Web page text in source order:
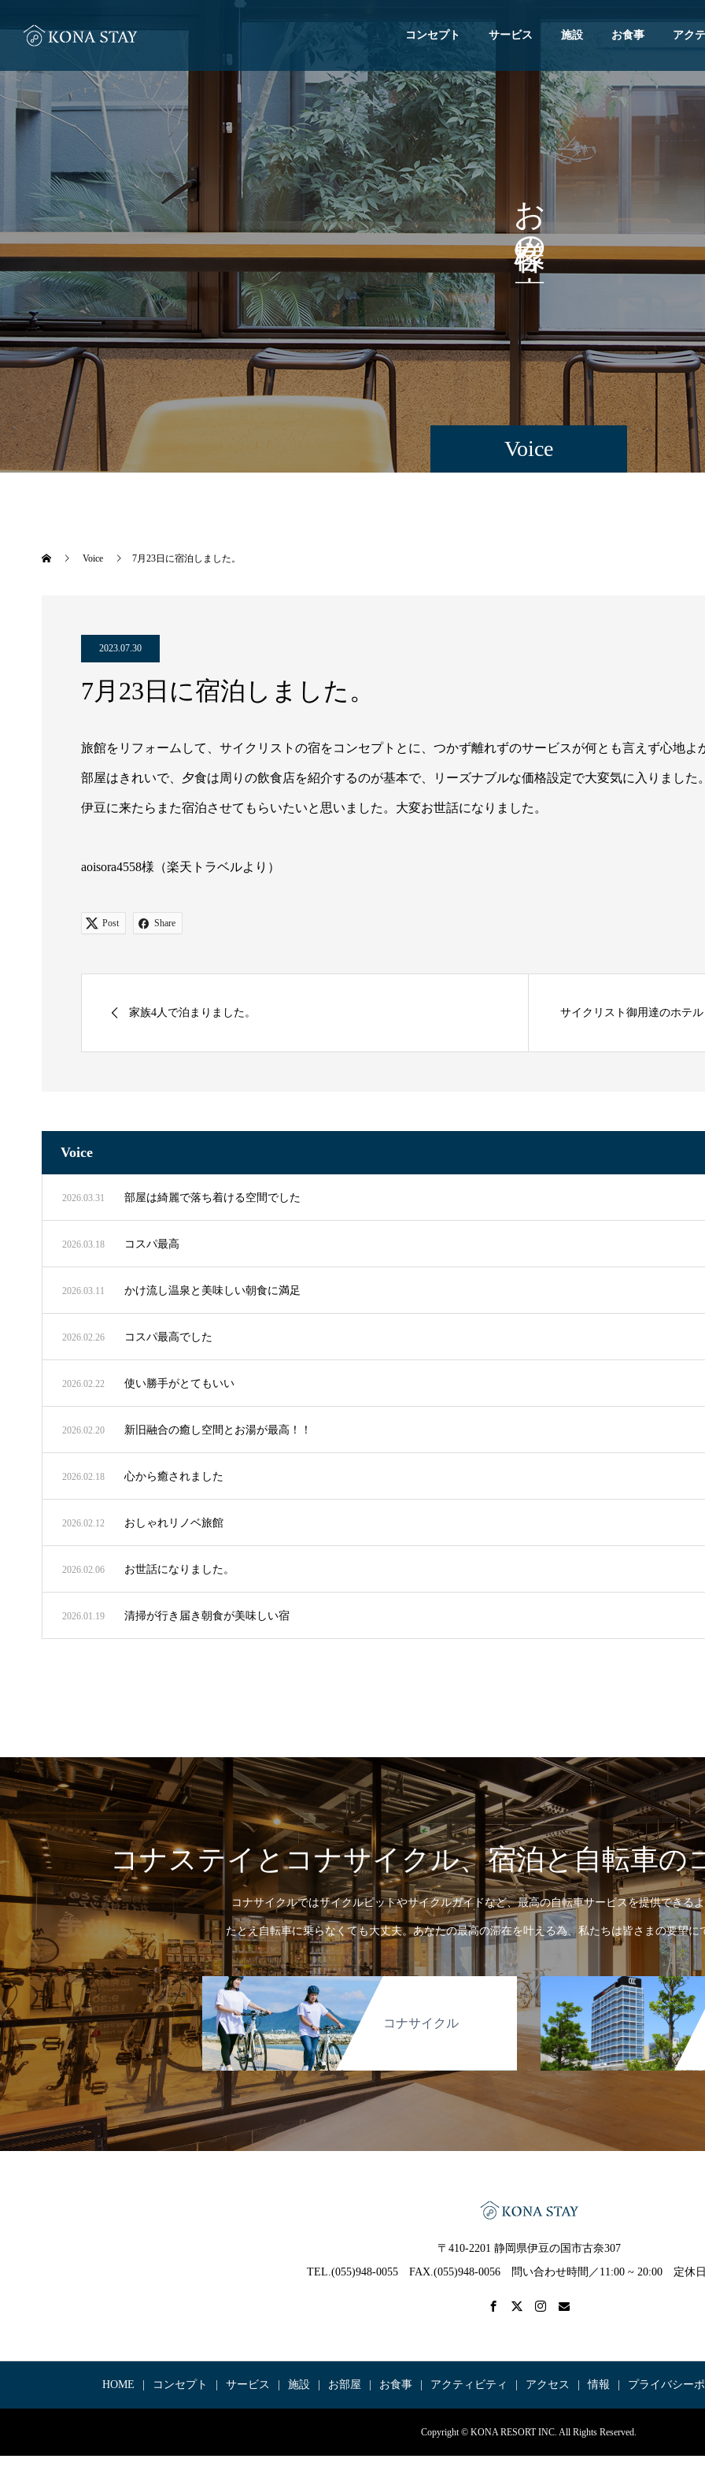
コンセプト サービス 施設 お食事 アク
Voice
お
の
。
Voice 7月23日に宿泊しました。
2023.07.30
7月23日に宿泊しました。
旅館をリフォームして、サイクリストの宿をコンセプトとに、つかず離れずのサービスが何とも言えず心地よ
部屋はきれいで、夕食は周りの飲食店を紹介するのが基本で、リーズナブルな価格設定で大変気に入りました。
伊豆に来たらまた宿泊させてもらいたいと思いました。大変お世話になりました。
aoisora4558様（楽天トラベルより）
Post Share
家族4人で泊まりました。 サイクリスト御用達のホテル
Voice
2026.03.31 部屋は綺麗で落ち着ける空間でした
2026.03.18 コスパ最高
2026.03.11 かけ流し温泉と美味しい朝食に満足
2026.02.26 コスパ最高でした
2026.02.22 使い勝手がとてもいい
2026.02.20 新旧融合の癒し空間とお湯が最高！！
2026.02.18 心から癒されました
2026.02.12 おしゃれリノベ旅館
2026.02.06 お世話になりました。
2026.01.19 清掃が行き届き朝食が美味しい宿
コナステイとコナサイクル、宿泊と自転車の
コナサイクルではサイクルピットやサイクルガイドなど、最高の自転車サービスを提供できる
たとえ自転車に乗らなくても大丈夫。あなたの最高の滞在を叶える為、私たちは皆さまの要望に
コナサイクル
〒410-2201 静岡県伊豆の国市古奈307
TEL.(055)948-0055 FAX.(055)948-0056 問い合わせ時間／11:00 ~ 20:00 定休
HOME コンセプト サービス 施設 お部屋 お食事 アクティビティ アクセス 情報 プライバシー
Copyright © KONA RESORT INC. All Rights Reserved.